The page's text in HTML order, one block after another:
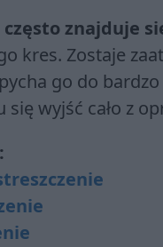
znajduje
kres. Zostaje
go do bardzo
wyjść cało z